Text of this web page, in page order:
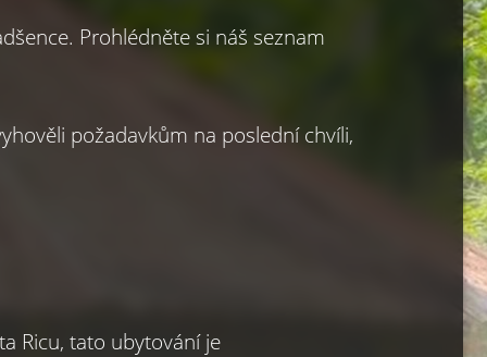
Prohlédněte si náš seznam
požadavkům na poslední chvíli,
Ricu, tato ubytování je